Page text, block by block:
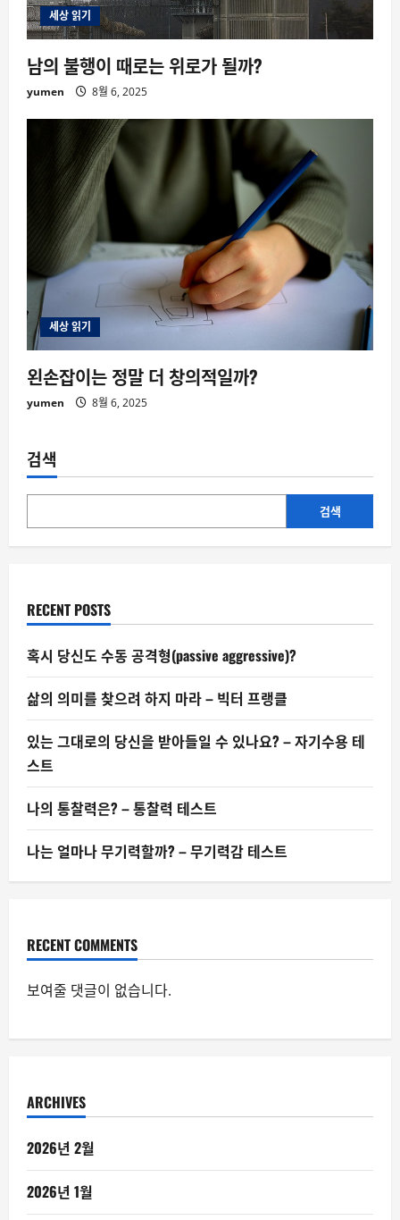
세상 읽기
남의 불행이 때로는 위로가 될까?
yumen 8월 6, 2025
세상 읽기
왼손잡이는 정말 더 창의적일까?
yumen 8월 6, 2025
검색
검색
RECENT POSTS
혹시 당신도 수동 공격형(passive aggressive)?
삶의 의미를 찾으려 하지 마라 – 빅터 프랭클
있는 그대로의 당신을 받아들일 수 있나요? – 자기수용 테
스트
나의 통찰력은? – 통찰력 테스트
나는 얼마나 무기력할까? – 무기력감 테스트
RECENT COMMENTS
보여줄 댓글이 없습니다.
ARCHIVES
2026년 2월
2026년 1월